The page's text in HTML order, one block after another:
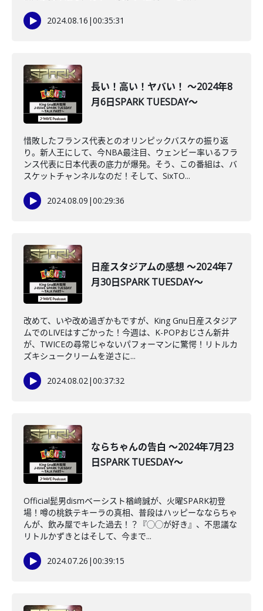
2024.08.16 |00:35:31
長い！高い！ヤバい！ ～2024年8
月6日SPARK TUESDAY～
惜敗したフランス代表とのオリンピックバスケの振り返
り。新人王にして、今NBA最注目、ウェンビー率いるフラ
ンス代表に日本代表の底力が爆発。そう、この番組は、バ
スケットチャンネルなのだ！そして、SixTO...
2024.08.09 |00:29:36
日産スタジアムの感想 ～2024年7
月30日SPARK TUESDAY～
改めて、いや改め過ぎかもですが、King Gnu日産スタジア
ムでのLIVEはすごかった！今週は、K-POPおじさん新井
が、TWICEの尋常じゃないパフォーマンに驚愕！リトルカ
ズキシュークリームを逆さに...
2024.08.02|00:37:32
ならちゃんの告白 ～2024年7月23
日SPARK TUESDAY～
Official髭男dismベーシスト楢﨑誠が、火曜SPARK初登
場！噂の桃鉄テキーラの真相、普段はハッピーなならちゃ
んが、飲み屋でキレた過去！？『◯◯が好き』、不思議な
リトルかずきとはそして、今まで...
2024.07.26 |00:39:15